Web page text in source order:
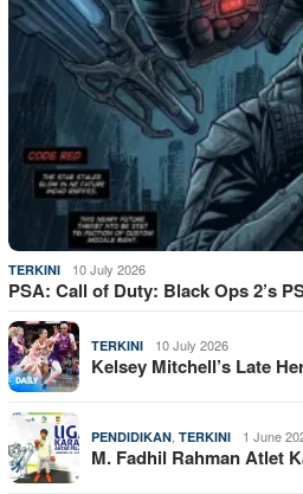
TERKINI 10 July 2026
PSA: Call of Duty: Black Ops 2’s
TERKINI 10 July 2026
Kelsey Mitchell’s Late
PENDIDIKAN TERKINI 1 June
M. Fadhil Rahman Atlet